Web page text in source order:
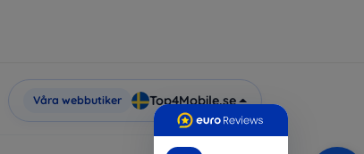
Våra webbutiker Top4Mobile.se